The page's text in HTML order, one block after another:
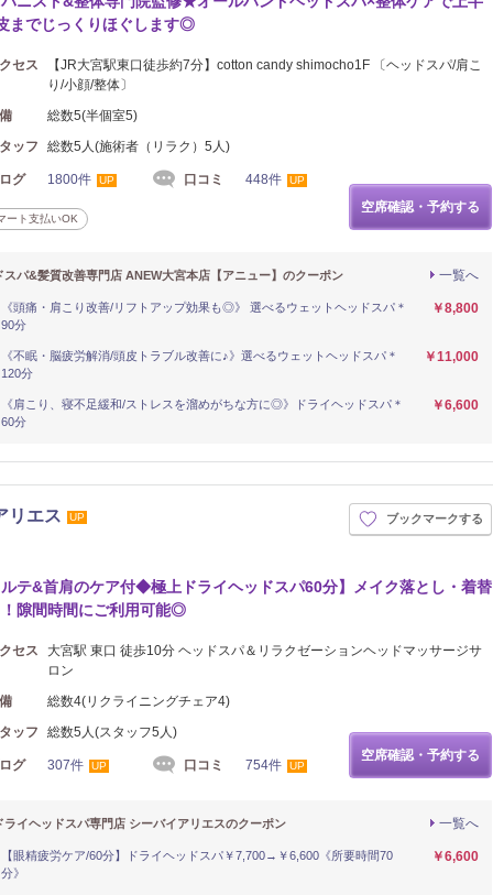
までじっくりほぐします◎
セス
【JR大宮駅東口徒歩約7分】cotton candy shimocho1F 〔ヘッドスパ/肩こ
り/小顔/整体〕
総数5(半個室5)
ッフ
総数5人(施術者（リラク）5人)
グ 1800件 UP 口コミ 448件 UP
ート支払いOK
空席確認・予約する
一覧へ
スパ&髪質改善専門店 ANEW大宮本店【アニュー】のクーポン
《頭痛・肩こり改善/リフトアップ効果も◎》 選べるウェットヘッドスパ＊
90分
￥8,800
《不眠・脳疲労解消/頭皮トラブル改善に♪》選べるウェットヘッドスパ＊
120分
￥11,000
《肩こり、寝不足緩和/ストレスを溜めがちな方に◎》ドライヘッドスパ＊
60分
￥6,600
リエス UP ブックマークする
ルテ&首肩のケア付◆極上ドライヘッドスパ60分】メイク落とし・着替
！隙間時間にご利用可能◎
セス
大宮駅 東口 徒歩10分 ヘッドスパ＆リラクゼーションヘッドマッサージサ
ロン
総数4(リクライニングチェア4)
ッフ
総数5人(スタッフ5人)
グ 307件 UP 口コミ 754件 UP
空席確認・予約する
一覧へ
ライヘッドスパ専門店 シーバイアリエスのクーポン
【眼精疲労ケア/60分】ドライヘッドスパ￥7,700→￥6,600《所要時間70
分》
￥6,600